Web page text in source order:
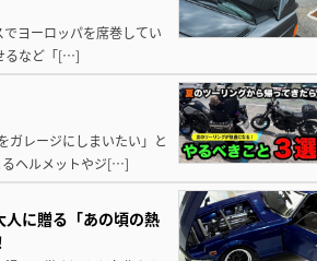
ヨーロッパを席巻してい
るなど「[…]
ガレージにしまいたい」と
るヘルメットやジ[…]
に贈る「あの頃の熱